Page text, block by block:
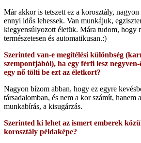
Már akkor is tetszett ez a korosztály,
ennyi idős lehessek. Van munkájuk,
kiegyensúlyozott életük. Mára tudom, hogy
természetesen és automatikusan.:)
Szerinted van-e megítélési különbség
szempontjából), ha egy férfi lesz
egy nő tölti be ezt az életkort?
Nagyon bízom abban, hogy ez egyre
társadalomban, és nem a kor számít, hanem
munkabírás, a kisugárzás.
Szerinted ki lehet az ismert emberek
korosztály példaképe?